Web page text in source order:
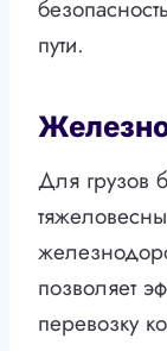
пути.
Для грузов
позволяет
перевозку